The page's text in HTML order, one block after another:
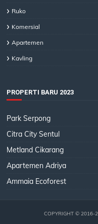
Ruko
Komersial
Apartemen
Kavling
PROPERTI BARU 2023
Park Serpong
Citra City Sentul
Metland Cikarang
Apartemen Adriya
Ammaia Ecoforest
COPYRIGHT © 2016-